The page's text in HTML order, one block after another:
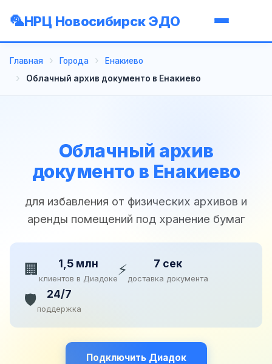
НРЦ Новосибирск ЭДО
Главная Города
Енакиево
Облачный архив документо в Енакиево
Облачный архив
документо в Енакиево
для избавления от физических архивов и
аренды помещений под хранение бумаг
🏢 1,5 млн
клиентов в Диадоке⚡ 7 сек
доставка документа
🛡️ 24/7
поддержка
Подключить Диадок